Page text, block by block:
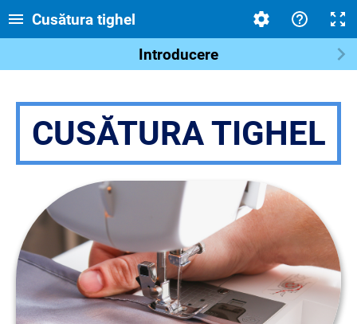
Cusătura tighel
Introducere
CUSĂTURA TIGHEL